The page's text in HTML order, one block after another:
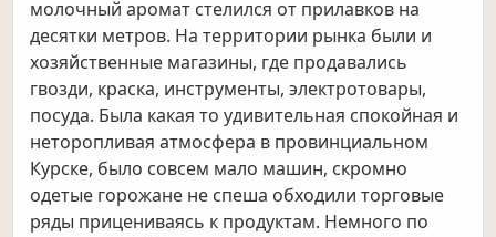
молочный аромат стелился от прилавков на
десятки метров. На территории рынка были и
хозяйственные магазины, где продавались
гвозди, краска, инструменты, электротовары,
посуда. Была какая то удивительная спокойная и
неторопливая атмосфера в провинциальном
Курске, было совсем мало машин, скромно
одетые горожане не спеша обходили торговые
ряды прицениваясь к продуктам. Немного по